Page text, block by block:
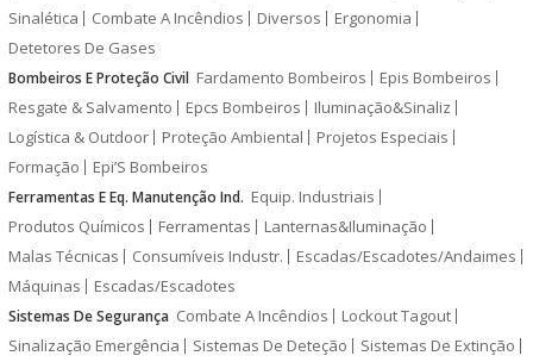
Sinalética
Combate A Incêndios Diversos
Ergonomia
Detetores De Gases
Bombeiros E Proteção Civil Fardamento Bombeiros
Epis Bombeiros
Resgate & Salvamento
Epcs Bombeiros
Iluminação&Sinaliz
Logística & Outdoor
Proteção Ambiental
Projetos Especiais
Formação
Epi’S Bombeiros
Ferramentas E Eq. Manutenção Ind. Equip. Industriais
Produtos Químicos
Ferramentas
Lanternas&Iluminação
Malas Técnicas
Consumíveis Industr.
Escadas/Escadotes/Andaimes
Máquinas
Escadas/Escadotes
Sistemas De Segurança Combate A Incêndios
Lockout Tagout
Sinalização Emergência
Sistemas De Deteção
Sistemas De Extinção